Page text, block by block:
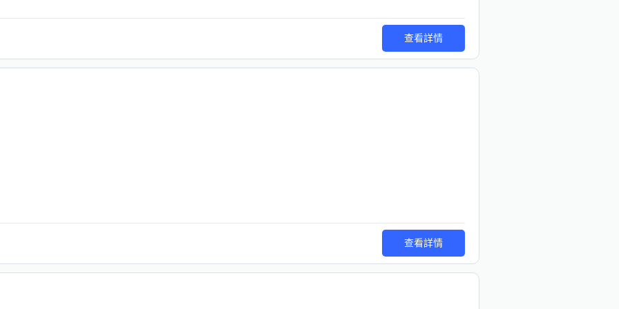
查看詳情
查看詳情